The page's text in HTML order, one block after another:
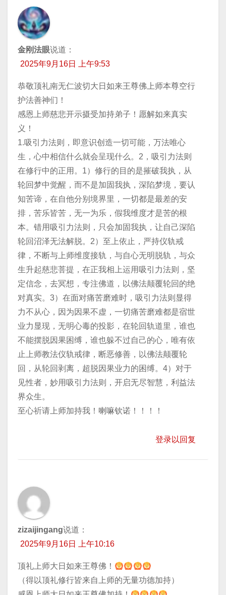
金刚法眼说道：
2025年9月16日 上午9:53
恭敬顶礼南无仁波切大日如来王尊佛上师本尊空行
护法善神们！
感恩上师慈悲开示摄受加持弟子！愿解如来真实
义！
1.吸引力法则，即意识创造一切可能，万法唯心
生，心中相信什么就会呈现什么。2，吸引力法则
在修行中的正用。1）修行的目的是摧破我执，从
轮回梦中觉醒，而不是加固我执，深陷梦境，要认
知苦谛，在自他分别境界里，一切都是最差的安
排，苦乐皆苦，无一为乐，假我维度才是苦的根
本。错用吸引力法则，只会加固我执，让自己深陷
轮回沼泽无法解脱。2）至上依止，严持仪轨戒
律，不断与上师维度接轨，与自心无明脱轨，与众
生升起慈悲菩提，在正我相上运用吸引力法则，坚
定信念，去冥想，专注佛道，以佛法颠覆轮回的绝
对真实。3）在面对痛苦磨难时，吸引力法则显得
力不从心，因为因果不虚，一切痛苦磨难都是宿世
业力显现，无明心毒的投影，在轮回轨道里，谁也
不能摆脱因果困缚，谁也躲不过自己的心，唯有依
止上师教法仪轨戒律，断恶修善，以佛法颠覆轮
回，从轮回剥离，超脱因果业力的困缚。4）对于
见性者，妙用吸引力法则，开启无尽智慧，利益法
界众生。
至心祈请上师加持我！喇嘛钦诺！！！！
登录以回复
zizaijingang说道：
2025年9月16日 上午10:16
顶礼上师大日如来王尊佛！
（得以顶礼修行皆来自上师的无量功德加持）